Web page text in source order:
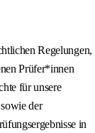
Regelungen,
Prüfer*innen
für unsere
der
in